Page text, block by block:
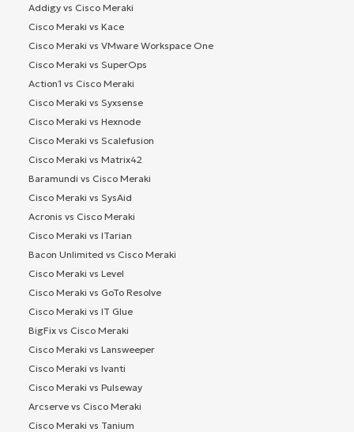
Addigy vs Cisco Meraki
Cisco Meraki vs Kace
Cisco Meraki vs VMware Workspace One
Cisco Meraki vs SuperOps
Action1 vs Cisco Meraki
Cisco Meraki vs Syxsense
Cisco Meraki vs Hexnode
Cisco Meraki vs Scalefusion
Cisco Meraki vs Matrix42
Baramundi vs Cisco Meraki
Cisco Meraki vs SysAid
Acronis vs Cisco Meraki
Cisco Meraki vs ITarian
Bacon Unlimited vs Cisco Meraki
Cisco Meraki vs Level
Cisco Meraki vs GoTo Resolve
Cisco Meraki vs IT Glue
BigFix vs Cisco Meraki
Cisco Meraki vs Lansweeper
Cisco Meraki vs Ivanti
Cisco Meraki vs Pulseway
Arcserve vs Cisco Meraki
Cisco Meraki vs Tanium